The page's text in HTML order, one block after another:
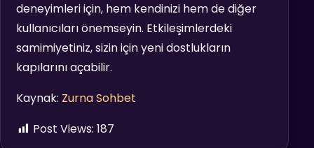
deneyimleri için, hem kendinizi hem de diğer
kullanıcıları önemseyin. Etkileşimlerdeki
samimiyetiniz, sizin için yeni dostlukların
kapılarını açabilir.
Kaynak: Zurna Sohbet
Post Views: 187